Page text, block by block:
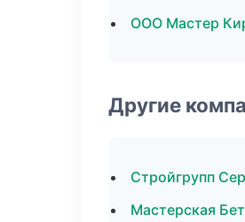
ООО Мастер
Другие
Стройгрупп
Мастерская